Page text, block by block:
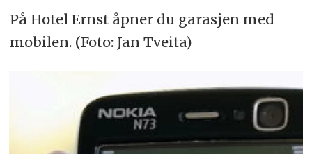
På Hotel Ernst åpner du garasjen med
mobilen. (Foto: Jan Tveita)